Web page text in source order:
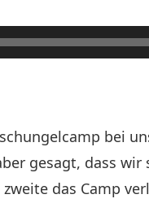
bei
gesagt, dass
das Camp